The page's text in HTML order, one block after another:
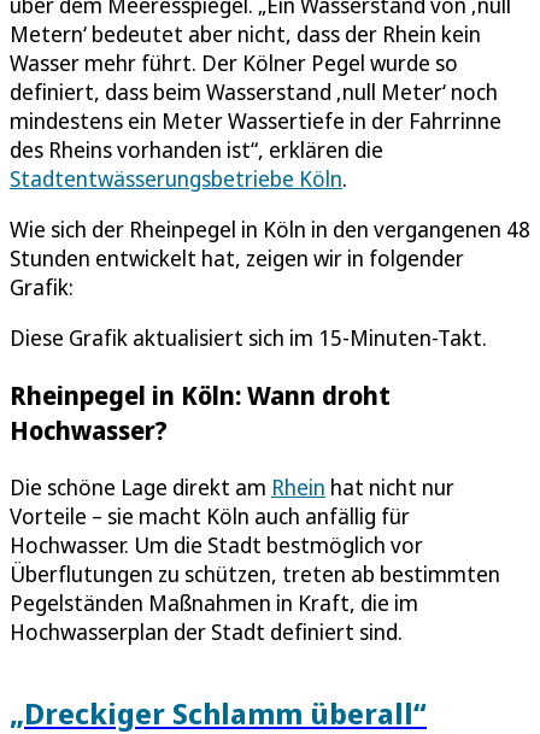
Metern‘ bedeutet aber nicht, dass der Rhein kein
Wasser mehr führt. Der Kölner Pegel wurde so
definiert, dass beim Wasserstand ‚null Meter‘ noch
mindestens ein Meter Wassertiefe in der Fahrrinne
des Rheins vorhanden ist“, erklären die
Stadtentwässerungsbetriebe Köln.
Wie sich der Rheinpegel in Köln in den vergangenen 48
Stunden entwickelt hat, zeigen wir in folgender
Grafik:
Diese Grafik aktualisiert sich im 15-Minuten-Takt.
Rheinpegel in Köln: Wann droht
Hochwasser?
Die schöne Lage direkt am Rhein hat nicht nur
Vorteile – sie macht Köln auch anfällig für
Hochwasser. Um die Stadt bestmöglich vor
Überflutungen zu schützen, treten ab bestimmten
Pegelständen Maßnahmen in Kraft, die im
Hochwasserplan der Stadt definiert sind.
„Dreckiger Schlamm überall“